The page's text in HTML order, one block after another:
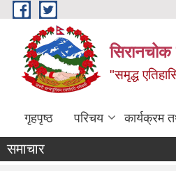
Skip to main content
सिरानचोक
"समृद्ध
गृहपृष्ठ परिचय कार्यक्रम
समाचार